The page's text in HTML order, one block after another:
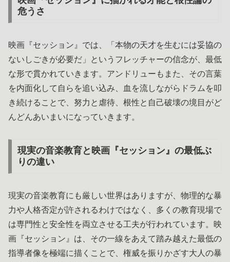
危うさ
映画『セッション』では、「本物の天才を生むには妥協の
ないしごきが必要だ」というフレッチャーの信念が、最低
な形で貫かれていきます。アンドリューもまた、その言葉
を内面化して自らを追い込み、血を流しながらドラムを叩
き続けることで、努力と虐待、根性と自己破壊の境目がど
んどんあいまいになっていきます。
現実の音楽教育と映画『セッション』の最低ぶ
りの違い
現実の音楽教育にも厳しい世界はありますが、物理的な暴
力や人格否定が許されるわけではなく、多くの教育現場で
は専門性と安全性を両立させる工夫が行われています。映
画『セッション』は、その一線をあえて踏み越えた最低の
指導者像を極端に描くことで、権威を振りかざす大人の暴